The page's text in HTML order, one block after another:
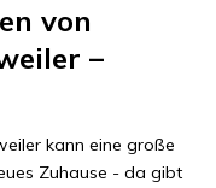
von
–
kann eine große
Zuhause - da gibt